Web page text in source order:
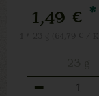
1,49 € *